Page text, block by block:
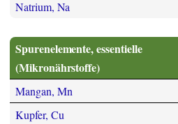
Natrium, Na
Spurenelemente, essentielle
(Mikronährstoffe)
Mangan, Mn
Kupfer, Cu